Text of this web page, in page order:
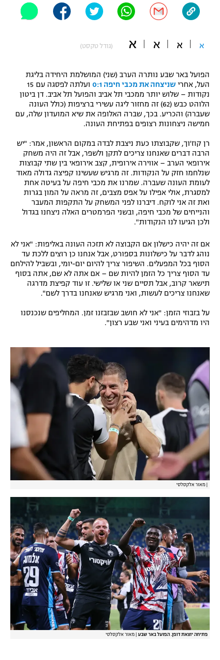
"מחצית בשכונה" – פודקאסט
משתתפים וזוכים בפרסים
תקנון משתתפים וזוכים בפרסים
תקנון עבור פעילות אלקטרה
תקנון עבור פעילות ספורט 1 – "מרלן"
טניס
גיימינג E-Sports
תנאי שימוש
מדיניות פרטיות
תקנון פעילות ספורט 1
הצטרפות לחבילת הערוצים
לוח דרושים – ג'ובנט
המגזין
אופניים
ספורט מוטורי
פוטבול אמריקאי NFL
בייסבול MLB
אומנויות לחימה
גיימינג E-Sports
א א א א (גודל טקסט)
הפועל באר שבע נותרה הערב (שני) המושלמת היחידה בליגת
העל, אחרי שניצחה את מכבי חיפה 0:1
ועלתה לפסגה עם 15
נקודות – שלוש יותר ממכבי תל אביב והפועל תל אביב. דן ביטון
הלוהט כבש (62) זה מחזור ליגה עשירי ברציפות (כולל העונה
שעברה) והכריע. בכך, שברה האלופה את שיא המועדון שלה, עם
חמישה ניצחונות רצופים בפתיחת העונה.
רן קוז'וך, שקבוצתו כעת ניצבת לבדה במקום הראשון, אמר: "יש
הרבה דברים שאנחנו צריכים לתקן ולשפר, אבל זה היה משחק
אירופאי הערב – אווירה אירופית, קצב אירופאי בין שתי קבוצות
שנלחמו חזק על הנקודות. זה מרגיש שעשינו קפיצה גדולה מאוד
לעומת העונה שעברה. שמרנו את מכבי חיפה על בעיטה אחת
למסגרת, אולי אפילו על אפס מצבים, זה מראה על המון בגרות
ואת זה אני לוקח. דיברנו לפני המשחק על התקפות המעבר
והנייחים של מכבי חיפה, ובשני הפרמטרים האלה ניצחנו בגדול
ולכן הגיעו לנו הנקודות".
אם זה יהיה כישלון אם הקבוצה לא תזכה העונה באליפות: "אני לא
נוהג לדבר על כישלונות בספורט, אבל אנחנו כן רוצים ללכת עד
הסוף בכל המפעלים. השיפור צריך להיום יום-יומי, ובשביל להילחם
עד הסוף צריך כל הזמן להיות שם – אם אתה לא שם, אתה בסוף
תישאר קרוב, אבל תסיים שני או שלישי. זו עוד קפיצת מדרגה
שאנחנו צריכים לעשות, ואני מרגיש שאנחנו בדרך לשם".
על בזבוזי הזמן: "אני לא חושב שבזבזנו זמן. המחליפים שנכנסנו
היו מדהימים בעיני ואני שבע רצון".
מאור אלקסלסי
פתיחה יוצאת דופן. הפועל באר שבע מאור אלקסלסי